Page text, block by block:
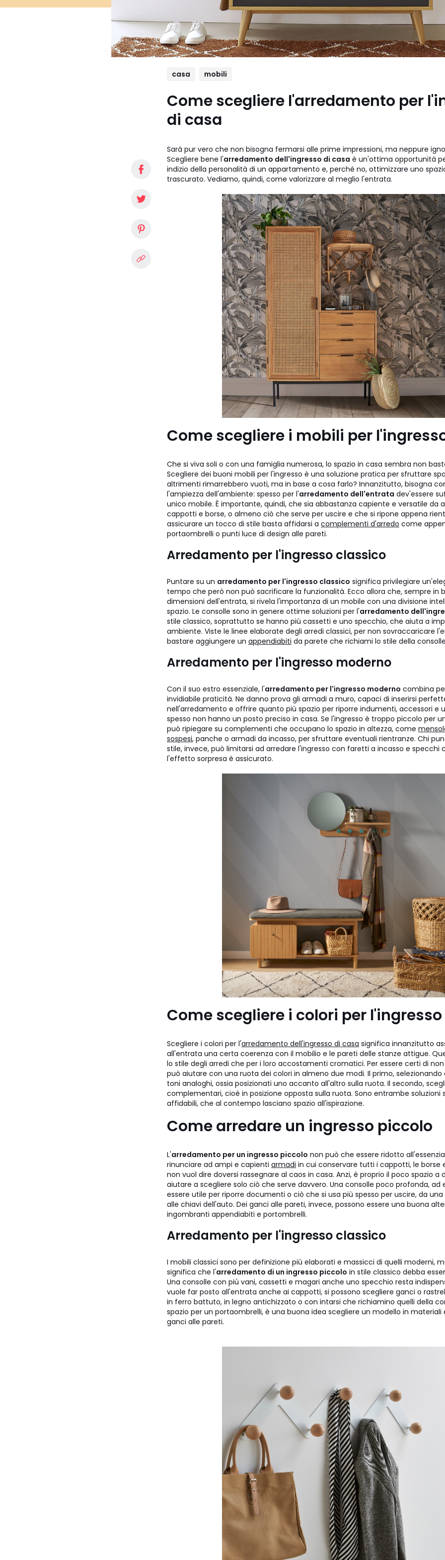
casa mobili
Come scegliere l'arredamento per
di casa
Sarà pur vero che non bisogna fermarsi alle prime impressioni, ma neppure
Scegliere bene l'arredamento dell'ingresso di casa è un'ottima opportunità
indizio della personalità di un appartamento e, perché no, ottimizzare uno
trascurato. Vediamo, quindi, come valorizzare al meglio l'entrata.
Come scegliere i mobili per
Che si viva soli o con una famiglia numerosa, lo spazio in casa sembra non
Scegliere dei buoni mobili per l'ingresso è una soluzione pratica per sfruttare
altrimenti rimarrebbero vuoti, ma in base a cosa farlo? Innanzitutto, bisogna
l'ampiezza dell'ambiente: spesso per l'arredamento dell'entrata dev'essere
unico mobile. È importante, quindi, che sia abbastanza capiente e versatile da
cappotti e borse, o almeno ciò che serve per uscire e che si ripone appena
assicurare un tocco di stile basta affidarsi a complementi d'arredo come
portaombrelli o punti luce di design alle pareti.
Arredamento per l'ingresso classico
Puntare su un arredamento per l'ingresso classico significa privilegiare
tempo che però non può sacrificare la funzionalità. Ecco allora che, sempre in
dimensioni dell'entrata, si rivela l'importanza di un mobile con una divisione
spazio. Le consolle sono in genere ottime soluzioni per l'arredamento
stile classico, soprattutto se hanno più cassetti e uno specchio, che aiuta a
ambiente. Viste le linee elaborate degli arredi classici, per non sovraccaricare
bastare aggiungere un appendiabiti da parete che richiami lo stile della
Arredamento per l'ingresso moderno
Con il suo estro essenziale, l'arredamento per l'ingresso moderno combina
invidiabile praticità. Ne danno prova gli armadi a muro, capaci di inserirsi
nell'arredamento e offrire quanto più spazio per riporre indumenti, accessori e
spesso non hanno un posto preciso in casa. Se l'ingresso è troppo piccolo per
può ripiegare su complementi che occupano lo spazio in altezza, come
sospesi, panche o armadi da incasso, per sfruttare eventuali rientranze. Chi
stile, invece, può limitarsi ad arredare l'ingresso con faretti a incasso e specchi
l'effetto sorpresa è assicurato.
Come scegliere i colori per l'ingresso
Scegliere i colori per l'arredamento dell'ingresso di casa significa innanzitutto
all'entrata una certa coerenza con il mobilio e le pareti delle stanze attigue.
lo stile degli arredi che per i loro accostamenti cromatici. Per essere certi di
può aiutare con una ruota dei colori in almeno due modi. Il primo,
toni analoghi, ossia posizionati uno accanto all'altro sulla ruota. Il secondo,
complementari, cioè in posizione opposta sulla ruota. Sono entrambe soluzioni
affidabili, che al contempo lasciano spazio all'ispirazione.
Come arredare un ingresso piccolo
L'arredamento per un ingresso piccolo non può che essere ridotto
rinunciare ad ampi e capienti armadi in cui conservare tutti i cappotti, le borse
non vuol dire doversi rassegnare al caos in casa. Anzi, è proprio il poco spazio a
aiutare a scegliere solo ciò che serve davvero. Una consolle poco profonda, ad
essere utile per riporre documenti o ciò che si usa più spesso per uscire, da
alle chiavi dell'auto. Dei ganci alle pareti, invece, possono essere una buona
ingombranti appendiabiti e portombrelli.
Arredamento per l'ingresso classico
I mobili classici sono per definizione più elaborati e massicci di quelli moderni,
significa che l'arredamento di un ingresso piccolo in stile classico debba
Una consolle con più vani, cassetti e magari anche uno specchio resta
vuole far posto all'entrata anche ai cappotti, si possono scegliere ganci o
in ferro battuto, in legno antichizzato o con intarsi che richiamino quelli della
spazio per un portaombrelli, è una buona idea scegliere un modello in materiali
ganci alle pareti.